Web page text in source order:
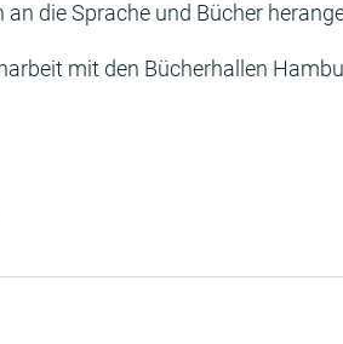
die Sprache und Bücher
mit den Bücherhallen